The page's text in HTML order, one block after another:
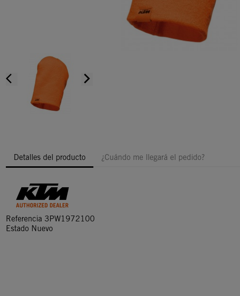
arrow_back_ios arrow_forward_ios
Detalles del producto ¿Cuándo me llegará el pedido?
Referencia 3PW1972100
Estado Nuevo